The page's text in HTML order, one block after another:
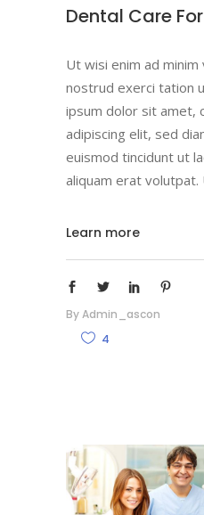
Dental Care
Ut wisi enim ad minim
nostrud exerci tation
ipsum dolor sit amet,
adipiscing elit, sed
euismod tincidunt ut
aliquam erat volutpat.
Learn more
ByAdmin_ascon
4